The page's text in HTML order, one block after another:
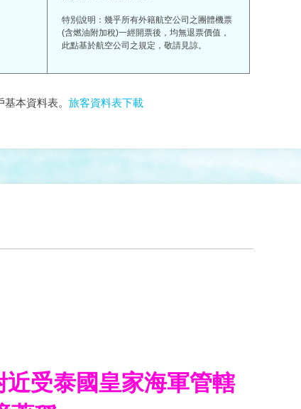
特別說明：幾乎所有外籍航空公司之團體機票
(含燃油附加稅)一經開票後，均無退票價值，
此點基於航空公司之規定，敬請見諒。
本資料表。 旅客資料表下載
受泰國皇家海軍管轄